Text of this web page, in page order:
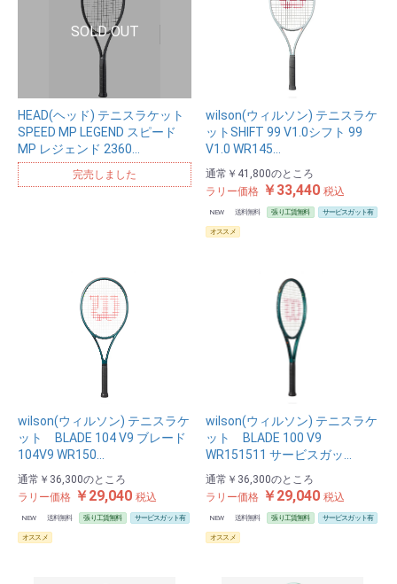
HEAD(ヘッド) テニスラケット
SPEED MP LEGEND スピード
MP レジェンド 2360…
完売しました
wilson(ウィルソン) テニスラケ
ットSHIFT 99 V1.0シフト 99
V1.0 WR145…
通常 ￥41,800のところ
ラリー価格 ￥33,440 税込
NEW 送料無料 張り工賃無料 サービスガット有
オススメ
wilson(ウィルソン) テニスラケ
ット BLADE 104 V9 ブレード
104V9 WR150…
通常 ￥36,300のところ
ラリー価格 ￥29,040 税込
NEW 送料無料 張り工賃無料 サービスガット有
オススメ
wilson(ウィルソン) テニスラケ
ット BLADE 100 V9
WR151511 サービスガッ…
通常 ￥36,300のところ
ラリー価格 ￥29,040 税込
NEW 送料無料 張り工賃無料 サービスガット有
オススメ